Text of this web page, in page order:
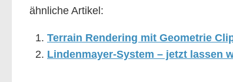
ähnliche Artikel:
Terrain Rendering mit Geometrie
Lindenmayer-System – jetzt lassen